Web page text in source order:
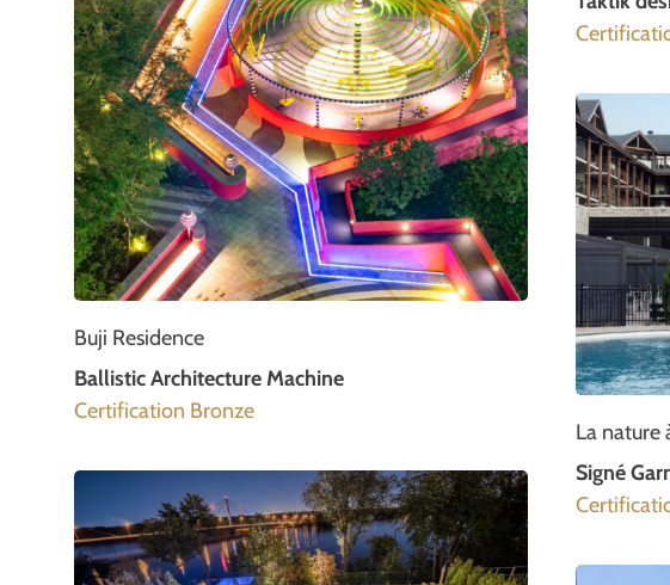
Buji Residence
Ballistic Architecture Machine
Certification Bronze
La nature
Signé